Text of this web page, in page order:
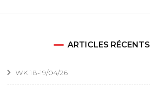
ARTICLES RÉCENTS
WK 18-19/04/26